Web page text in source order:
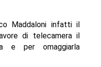
Maddaloni infatti il
di telecamera il
e per omaggiarla